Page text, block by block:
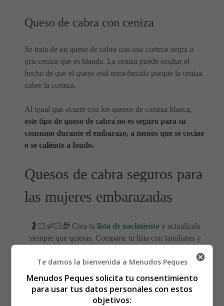
Queso de cabra con ceniza
Se trata de un queso de cabra con una corteza negra o
gris ceniza que es blanda. La ceniza puede ocultar el
hecho de que el queso está enmohecido porque la ceniza
cubre la corteza.
Al igual que ocurre con los quesos de corteza blanca,
este tipo de queso de cabra no es seguro para su
consumo durante el embarazo, a menos que se cocine
o se caliente a fondo.
Quesos de cabra seguros para
las mujeres embarazadas
🤰🏻👶🏻🎁 Crea tu lista de nacimientoy actualízala
siempre que quieras. Comparte tu lista con familiares y
necesitas ⇓⇓⇓
Te damos la bienvenida a Menudos Peques
Menudos Peques solicita tu consentimiento
para usar tus datos personales con estos
objetivos: